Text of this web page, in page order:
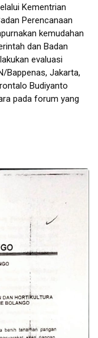
Kementrian
Perencanaan
kemudahan
dan Badan
evaluasi
Bappenas, Jakarta,
Budiyanto
pada forum yang